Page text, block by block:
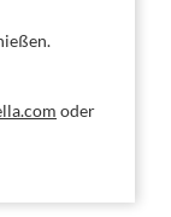
oder